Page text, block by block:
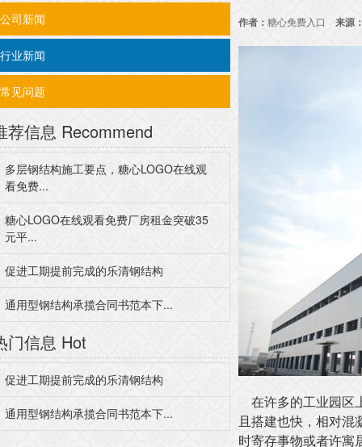
公司新闻
行业新闻
常见问题
荐信息 Recommend
多层钢结构施工要点，糖心LOGO在线观
看免费...
糖心LOGO在线观看免费厂房租金突破35
元平...
促进工期提前完成的乐清钢结构
通用型钢结构承揽合同书范本下...
门信息 Hot
促进工期提前完成的乐清钢结构
通用型钢结构承揽合同书范本下...
作者： 糖心免费入口 来源
在许多的工业园区上
且搭建也快，相对
时寄存事物或者许寓